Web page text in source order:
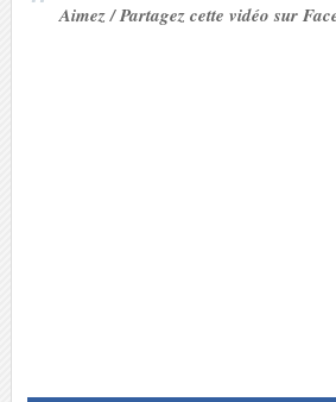
Aimez / Partagez cette vidéo sur